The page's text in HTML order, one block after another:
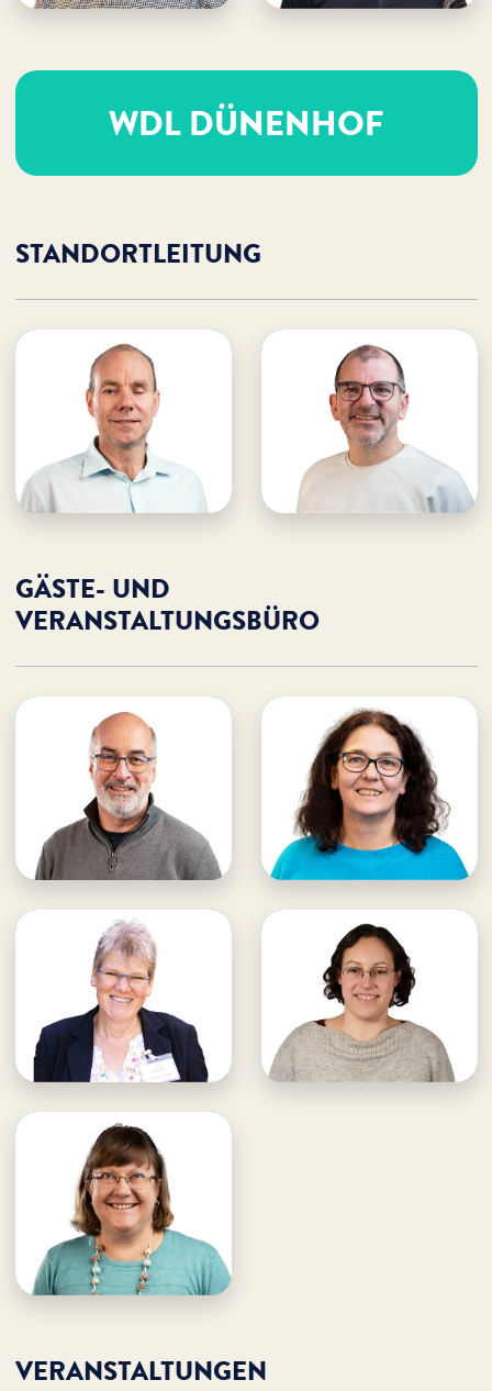
WDL DÜNENHOF
STANDORTLEITUNG
Holger Oberprieler
WDL Dünenhof
· Standortleitung
· Leitung Gästebetrieb
E-Mail an Holger
Holger unterstützen
Holger Mix
WDL Dünenhof
· Standortleitung
· Leitung Veranstaltungen
E-Mail an Holger
Holger unterstützen
GÄSTE- UND
VERANSTALTUNGSBÜRO
Johannes Janke
WDL Dünenhof
· Teamleitung Gäste- &
Veranstaltungsbüro
E-Mail an Johannes
Johannes unterstützen
Nicole Rosati
WDL Dünenhof
· Teamleitung Gästebüro
Ferienhotel
E-Mail an Nicole
Nicole unterstützen
Marianne Drewes
WDL Dünenhof
· Gästebüro Ferienhotel
E-Mail an Marianne
Marianne unterstützen
Linda Corbell
WDL Dünenhof
· Gästebüro Ferienhotel &
Veranstaltungen
E-Mail an Linda
Linda unterstützen
Ronell Oberprieler
WDL Dünenhof
· Gästebüro
Veranstaltungen
E-Mail an Ronell
Ronell unterstützen
VERANSTALTUNGEN